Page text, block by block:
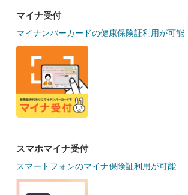
マイナ受付
マイナンバーカードの健康保険証利用が可能
スマホマイナ受付
スマートフォンのマイナ保険証利用が可能